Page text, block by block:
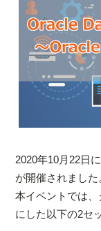
2020年10月22日
が開催されました
本イベントでは
にした以下の2セ